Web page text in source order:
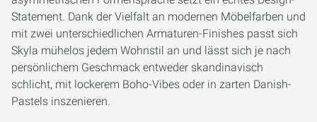
Statement. Dank der Vielfalt an modernen Möbelfarben und
mit zwei unterschiedlichen Armaturen-Finishes passt sich
Skyla mühelos jedem Wohnstil an und lässt sich je nach
persönlichem Geschmack entweder skandinavisch
schlicht, mit lockerem Boho-Vibes oder in zarten Danish-
Pastels inszenieren.